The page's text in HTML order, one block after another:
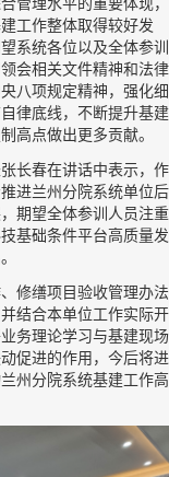
工作整体取得较好发
系统各位以及全体参训
会相关文件精神和法律
八项规定精神，强化细
律底线，不断提升基建
高点做出更多贡献。
长春在讲话中表示，作
进兰州分院系统单位后
期望全体参训人员注重
基础条件平台高质量发
修缮项目验收管理办法
结合本单位工作实际开
务理论学习与基建现场
促进的作用，今后将进
州分院系统基建工作高